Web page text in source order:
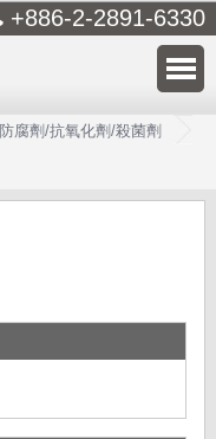
+886-2-2891-6330
防腐劑/抗氧化劑/殺菌劑